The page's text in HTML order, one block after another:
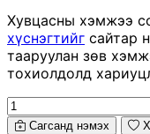
Хувцасны хэмжээ
хүснэгтийг сайтар
тааруулан зөв
тохиолдолд
Сагсанд нэмэх